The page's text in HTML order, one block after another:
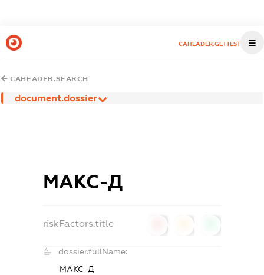
CAHEADER.GETTEST
CAHEADER.SEARCH
document.dossier
МАКС-Д
riskFactors.title
dossier.fullName:
МАКС-Д